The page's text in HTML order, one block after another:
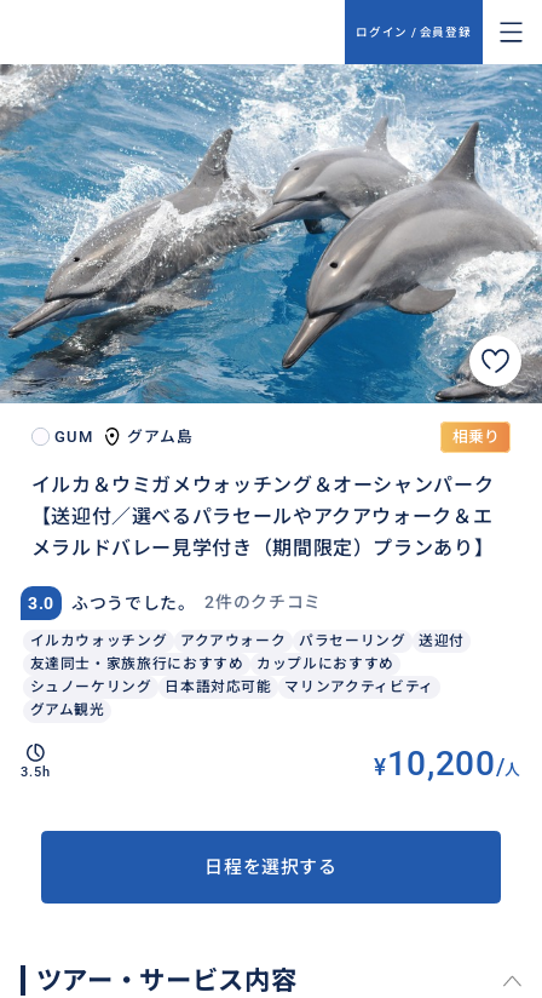
ログイン / 会員登録
GUM グアム島 相乗り
イルカ＆ウミガメウォッチング＆オーシャンパーク
【送迎付／選べるパラセールやアクアウォーク＆エ
メラルドバレー見学付き（期間限定）プランあり】
3.0 ふつうでした。 2件のクチコミ
イルカウォッチング アクアウォーク パラセーリング
送迎付
友達同士・家族旅行におすすめ
カップルにおすすめ
シュノーケリング
日本語対応可能
マリンアクティビティ
グアム観光
3.5h ¥10,200/人
日程を選択する
ツアー・サービス内容